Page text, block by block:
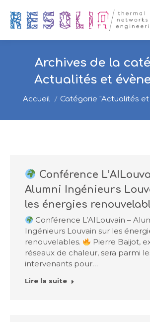
Archives de la
Actualités et
Vous êtes ici :
Accueil Catégorie "Actualités
Conférence
Alumni Ingénieurs
les énergies
Conférence L’AILouvain –
Ingénieurs Louvain sur les
renouvelables.
Pierre Baijot,
réseaux de chaleur, sera parmi
intervenants pour…
Lire la suite